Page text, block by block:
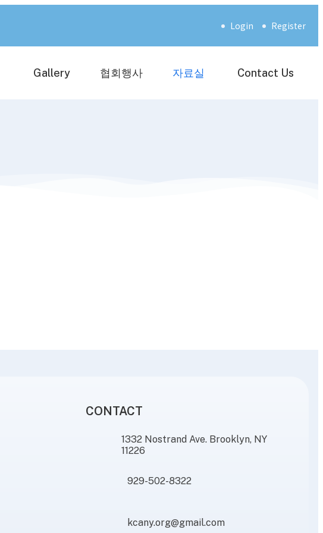
Login Register
Gallery 협회행사 자료실 Contact Us
CONTACT
1332 Nostrand Ave. Brooklyn, NY
11226
929-502-8322
kcany.org@gmail.com